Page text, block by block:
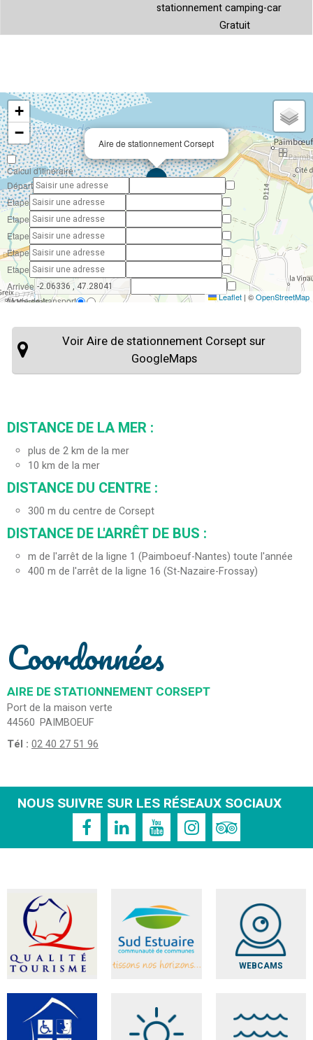
stationnement camping-car
Gratuit
Aire de stationnement Corsept
+
−
Calcul d'itinéraire
Départ
Etape
Etape
Etape
Etape
Etape
Arrivée
Mode de transport
Passages autorisés
Péages
Calcul en cours...
Leaflet | ©OpenStreetMap
Voir Aire de stationnement Corsept sur
GoogleMaps
DISTANCE DE LA MER :
plus de 2 km de la mer
10 km de la mer
DISTANCE DU CENTRE :
300 m du centre de Corsept
DISTANCE DE L'ARRÊT DE BUS :
m de l'arrêt de la ligne 1 (Paimboeuf-Nantes) toute l'année
400 m de l'arrêt de la ligne 16 (St-Nazaire-Frossay)
Coordonnées
AIRE DE STATIONNEMENT CORSEPT
Port de la maison verte
44560 PAIMBOEUF
Tél : 02 40 27 51 96
NOUS SUIVRE SUR LES RÉSEAUX SOCIAUX
WEBCAMS